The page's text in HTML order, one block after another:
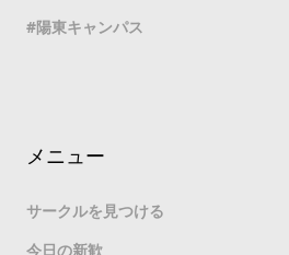
陽東キャンパス
メニュー
サークルを見つける
今日の新歓